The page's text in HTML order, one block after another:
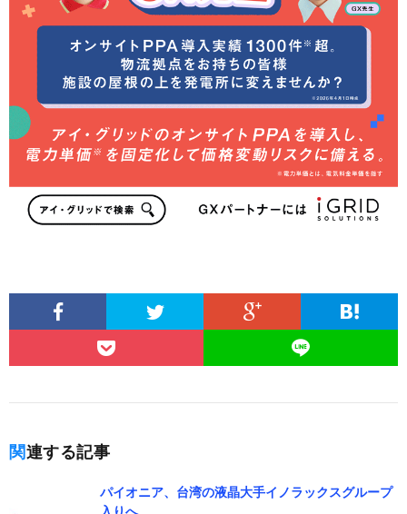
関連する記事
パイオニア、台湾の液晶大手イノラックスグループ